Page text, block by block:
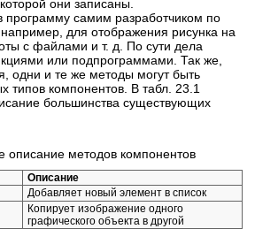
они записаны.
программу самим разработчиком по
для отображения рисунка на
с файлами и т. д. По сути дела
или подпрограммами. Так же,
одни и те же методы могут быть
типов компонентов. В табл. 23.1
большинства существующих
описание методов компонентов
Описание
Добавляет новый элемент в список
Копирует изображение одного
графического объекта в другой